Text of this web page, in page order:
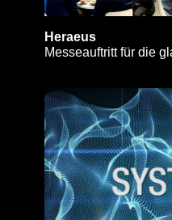
Heraeus
Messeauftritt für die